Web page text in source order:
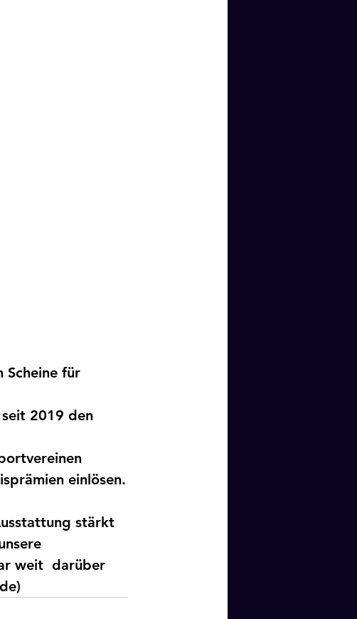
Scheine für
2019 den
einlösen.
stärkt
weit  darüber